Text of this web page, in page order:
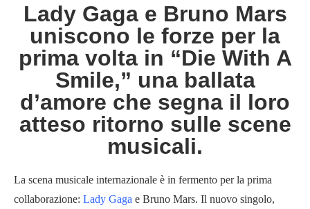
Lady Gaga e Bruno Mars
uniscono le forze per la
prima volta in “Die With A
Smile,” una ballata
d’amore che segna il loro
atteso ritorno sulle scene
musicali.
La scena musicale internazionale è in fermento per la prima
collaborazione: Lady Gaga e Bruno Mars. Il nuovo singolo,